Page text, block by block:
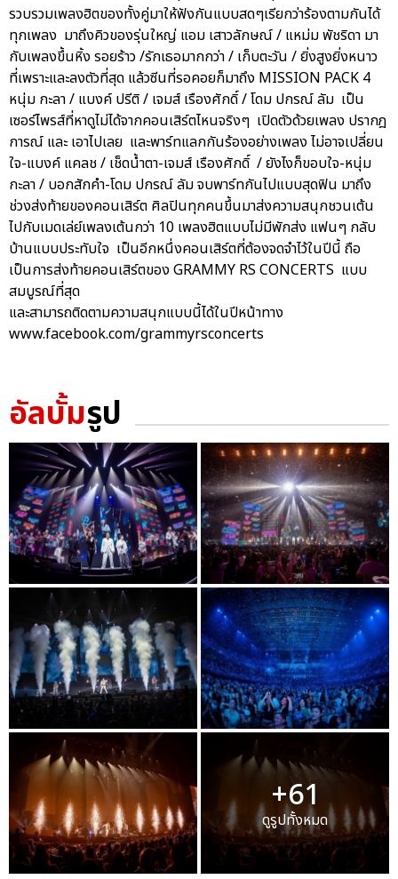
รวบรวมเพลงฮิตของทั้งคู่มาให้ฟังกันแบบสดๆเรียกว่าร้องตามกันได้
ทุกเพลง มาถึงคิวของรุ่นใหญ่ แอม เสาวลักษณ์ / แหม่ม พัชริดา มา
กับเพลงขึ้นหิ้ง รอยร้าว /รักเธอมากกว่า / เก็บตะวัน / ยิ่งสูงยิ่งหนาว
ที่เพราะและลงตัวที่สุด แล้วซีนที่รอคอยก็มาถึง MISSION PACK 4
หนุ่ม กะลา / แบงค์ ปรีติ / เจมส์ เรืองศักดิ์ / โดม ปกรณ์ ลัม เป็น
เซอร์ไพรส์ที่หาดูไม่ได้จากคอนเสิร์ตไหนจริงๆ เปิดตัวด้วยเพลง ปรากฎ
การณ์ และ เอาไปเลย และพาร์ทแลกกันร้องอย่างเพลง ไม่อาจเปลี่ยน
ใจ-แบงค์ แคลช / เช็ดน้ำตา-เจมส์ เรืองศักดิ์ / ยังไงก็ขอบใจ-หนุ่ม
กะลา / บอกสักคำ-โดม ปกรณ์ ลัม จบพาร์ทกันไปแบบสุดฟิน มาถึง
ช่วงส่งท้ายของคอนเสิร์ต ศิลปินทุกคนขึ้นมาส่งความสนุกชวนเต้น
ไปกับเมดเล่ย์เพลงเต้นกว่า 10 เพลงฮิตแบบไม่มีพักส่ง แฟนๆ กลับ
บ้านแบบประทับใจ เป็นอีกหนึ่งคอนเสิร์ตที่ต้องจดจำไว้ในปีนี้ ถือ
เป็นการส่งท้ายคอนเสิร์ตของ GRAMMY RS CONCERTS แบบ
สมบูรณ์ที่สุด
และสามารถติดตามความสนุกแบบนี้ได้ในปีหน้าทาง
www.facebook.com/grammyrsconcerts
อัลบั้มรูป
+61
ดูรูปทั้งหมด